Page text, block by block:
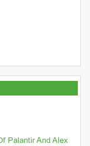
Palantir And Alex